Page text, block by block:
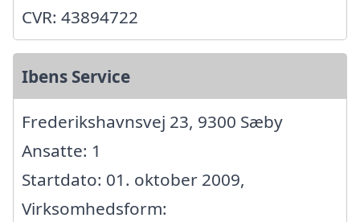
CVR: 43894722
Ibens Service
Frederikshavnsvej 23, 9300 Sæby
Ansatte: 1
Startdato: 01. oktober 2009,
Virksomhedsform: